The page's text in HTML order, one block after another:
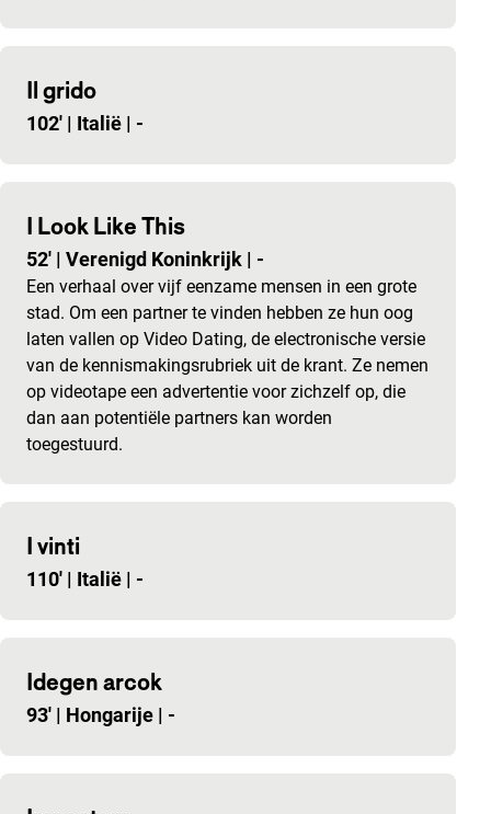
Il grido
102' | Italië | -
I Look Like This
52' | Verenigd Koninkrijk | -
Een verhaal over vijf eenzame mensen in een grote
stad. Om een partner te vinden hebben ze hun oog
laten vallen op Video Dating, de electronische versie
van de kennismakingsrubriek uit de krant. Ze nemen
op videotape een advertentie voor zichzelf op, die
dan aan potentiële partners kan worden
toegestuurd.
I vinti
110' | Italië | -
Idegen arcok
93' | Hongarije | -